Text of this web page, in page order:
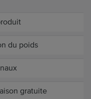
du poids
gratuite